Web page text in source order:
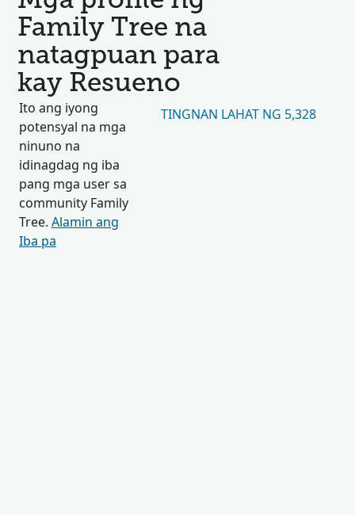
Family Tree na
natagpuan para
kay Resueno
Ito ang iyong
potensyal na mga
ninuno na
idinagdag ng iba
pang mga user sa
community Family
Tree. Alamin ang
Iba pa
TINGNAN LAHAT NG 5,328